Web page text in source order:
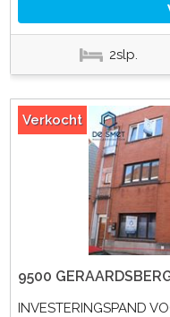
2slp.
Verkocht
9500
INVESTERINGSPAND